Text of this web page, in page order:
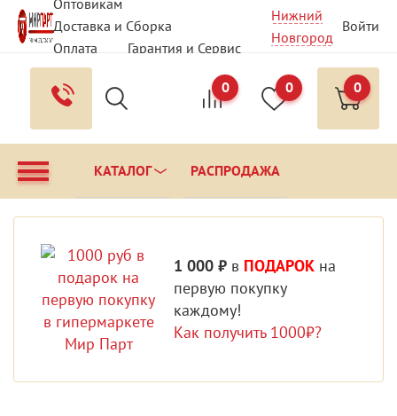
Оптовикам
Доставка и Сборка
Оплата
Гарантия и Сервис
Вопрос - Ответ
Контакты
Нижний
Новгород
Войти
0 0 0
КАТАЛОГ РАСПРОДАЖА
1 000 ₽ в ПОДАРОК на
первую покупку
каждому!
Как получить 1000₽?